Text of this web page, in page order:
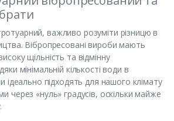
важливо розуміти різницю в
Вібропресовані вироби мають
щільність та відмінну
мінімальній кількості води в
ідеально підходять для нашого клімату
через «нуль» градусів, оскільки майже